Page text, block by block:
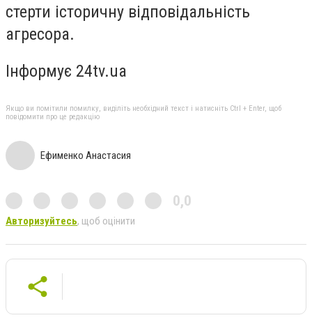
стерти історичну відповідальність
агресора.
Інформує 24tv.ua
Якщо ви помітили помилку, виділіть необхідний текст і натисніть Ctrl + Enter, щоб
повідомити про це редакцію
Ефименко Анастасия
0,0
Авторизуйтесь, щоб оцінити